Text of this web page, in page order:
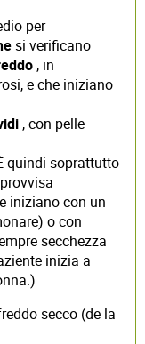
per
si verificano
, in
e che iniziano
, con pelle
quindi soprattutto
iniziano con un
o con
secchezza
inizia a
secco (de la